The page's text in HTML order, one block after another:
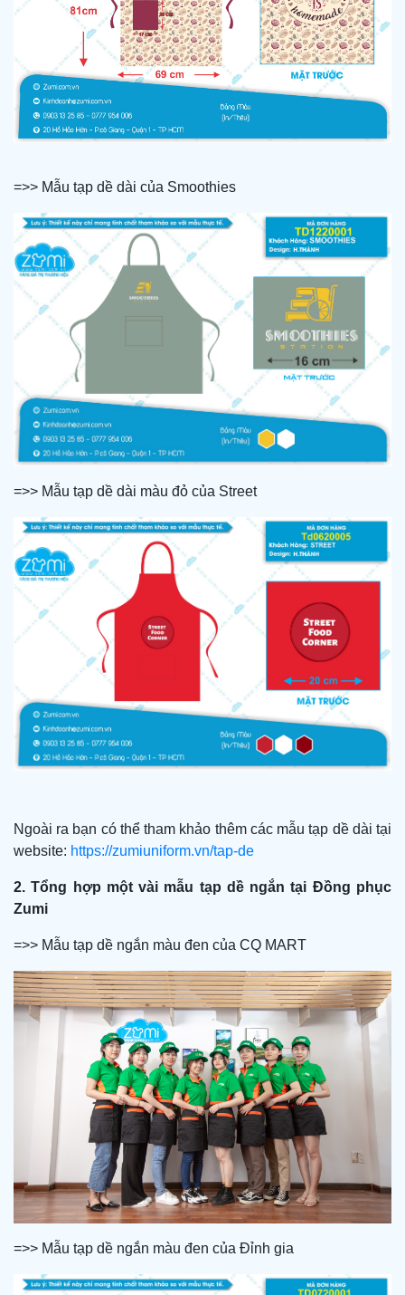
=>> Mẫu tạp dề dài của Smoothies
=>> Mẫu tạp dề dài màu đỏ của Street
Ngoài ra bạn có thể tham khảo thêm các mẫu tạp dề dài tại
website: https://zumiuniform.vn/tap-de
2. Tổng hợp một vài mẫu tạp dề ngắn tại Đồng phục
Zumi
=>> Mẫu tạp dề ngắn màu đen của CQ MART
=>> Mẫu tạp dề ngắn màu đen của Đỉnh gia